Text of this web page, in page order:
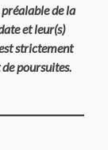
de la
et leur(s)
strictement
poursuites.